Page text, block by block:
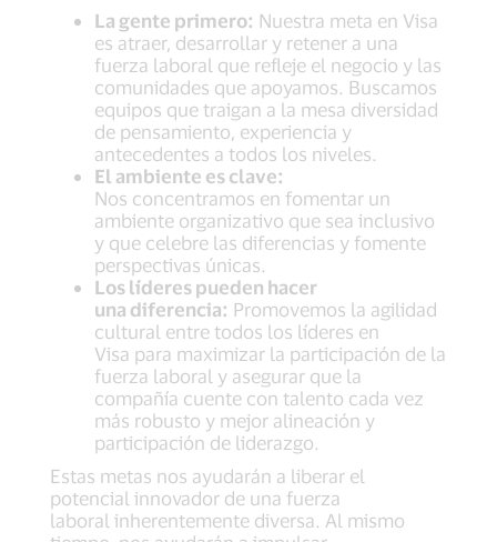
La gente primero: Nuestra meta en Visa
es atraer, desarrollar y retener a una
fuerza laboral que refleje el negocio y las
comunidades que apoyamos. Buscamos
equipos que traigan a la mesa diversidad
de pensamiento, experiencia y
antecedentes a todos los niveles.
El ambiente es clave:
Nos concentramos en fomentar un
ambiente organizativo que sea inclusivo
y que celebre las diferencias y fomente
perspectivas únicas.
Los líderes pueden hacer
una diferencia: Promovemos la agilidad
cultural entre todos los líderes en
Visa para maximizar la participación de la
fuerza laboral y asegurar que la
compañía cuente con talento cada vez
más robusto y mejor alineación y
participación de liderazgo.
Estas metas nos ayudarán a liberar el
potencial innovador de una fuerza
laboral inherentemente diversa. Al mismo